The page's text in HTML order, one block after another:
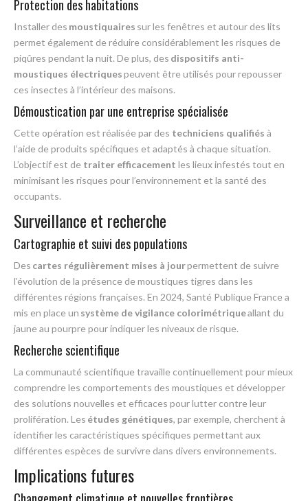
Protection des habitations
Installer des moustiquaires sur les fenêtres et autour des lits
permet également de réduire considérablement les risques de
piqûres pendant la nuit. De plus, des dispositifs anti-
moustiques électriquespeuvent être utilisés pour repousser
ces insectes à l’intérieur des maisons.
Démoustication par une entreprise spécialisée
Cette opération est réalisée par des techniciens qualifiés à
l’aide de produits spécifiques et adaptés à chaque situation.
L’objectif est de traiter efficacement les lieux infestés tout en
minimisant les risques pour l’environnement et la santé des
occupants.
Surveillance et recherche
Cartographie et suivi des populations
Des cartes régulièrement mises à jourpermettent de suivre
l’évolution de la présence de moustiques tigres dans les
différentes régions françaises. En 2024, Santé Publique France a
mis en place un système de vigilance colorimétriqueallant du
jaune au pourpre pour indiquer les niveaux de risque.
Recherche scientifique
La communauté scientifique travaille continuellement pour mieux
comprendre les comportements des moustiques et développer
des solutions nouvelles et efficaces pour lutter contre leur
prolifération. Les études génétiques, par exemple, cherchent à
identifier les caractéristiques spécifiques permettant aux
différentes espèces de survivre dans divers environnements.
Implications futures